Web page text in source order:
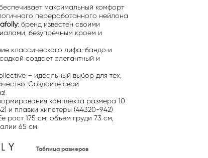
максимальный комфорт
переработанного нейлона
: бренд известен своими
безупречным кроем и
классического лифа-бандо и
создает элегантный и
– идеальный выбор для тех,
Создайте свой
комплекта размера 10
и плавки хипстеры (44320-942)
рост 175 см, объем груди 73 см,
65 см.
Таблица размеров